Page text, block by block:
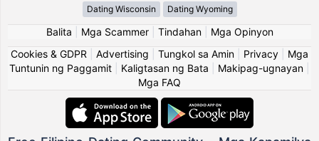
Dating Wisconsin Dating Wyoming
Balita Mga Scammer| Tindahan| Mga Opinyon
Cookies & GDPR
Advertising Tungkol sa Amin Privacy
Mga
Tuntunin ng Paggamit
Kaligtasan ng Bata Makipag-ugnayan
Mga FAQ